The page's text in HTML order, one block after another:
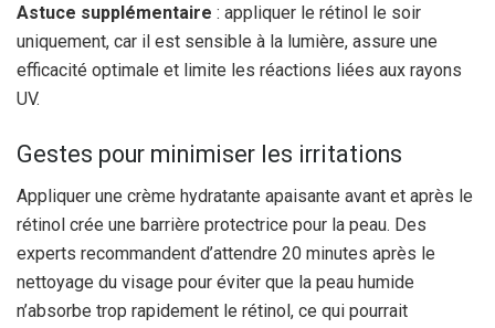
Astuce supplémentaire : appliquer le rétinol le soir
uniquement, car il est sensible à la lumière, assure une
efficacité optimale et limite les réactions liées aux rayons
UV.
Gestes pour minimiser les irritations
Appliquer une crème hydratante apaisante avant et après le
rétinol crée une barrière protectrice pour la peau. Des
experts recommandent d’attendre 20 minutes après le
nettoyage du visage pour éviter que la peau humide
n’absorbe trop rapidement le rétinol, ce qui pourrait